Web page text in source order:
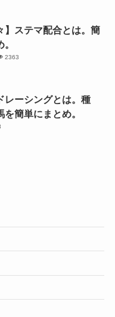
】ステマ配合とは。簡
2363
レーシングとは。種
簡単にまとめ。